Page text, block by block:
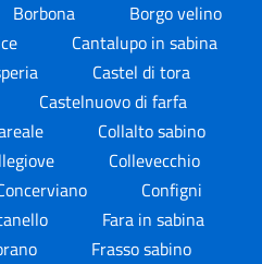
Borbona
Borgo velino
Cantalupo in sabina
Castel di tora
Castelnuovo di farfa
Collalto sabino
Collevecchio
Configni
Fara in sabina
Frasso sabino